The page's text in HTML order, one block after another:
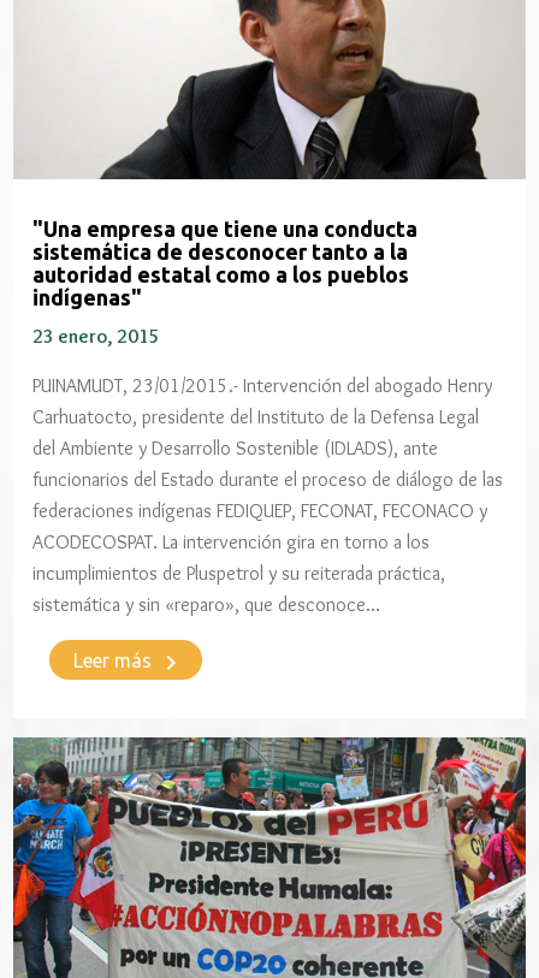
"Una empresa que tiene una conducta
sistemática de desconocer tanto a la
autoridad estatal como a los pueblos
indígenas"
23 enero, 2015
PUINAMUDT, 23/01/2015.- Intervención del abogado Henry
Carhuatocto, presidente del Instituto de la Defensa Legal
del Ambiente y Desarrollo Sostenible (IDLADS), ante
funcionarios del Estado durante el proceso de diálogo de las
federaciones indígenas FEDIQUEP, FECONAT, FECONACO y
ACODECOSPAT. La intervención gira en torno a los
incumplimientos de Pluspetrol y su reiterada práctica,
sistemática y sin «reparo», que desconoce…
Leer más keyboard_arrow_right